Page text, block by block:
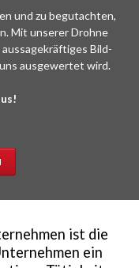
und zu begutachten,
Mit unserer Drohne
Bild-
ausgewertet wird.
ist die
ein